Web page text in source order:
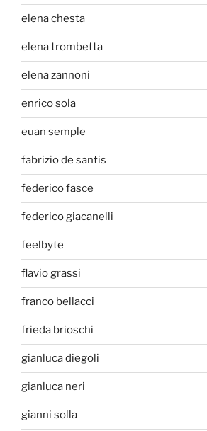
elena chesta
elena trombetta
elena zannoni
enrico sola
euan semple
fabrizio de santis
federico fasce
federico giacanelli
feelbyte
flavio grassi
franco bellacci
frieda brioschi
gianluca diegoli
gianluca neri
gianni solla